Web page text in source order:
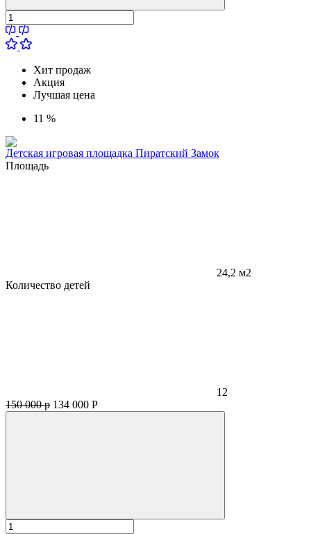
Хит продаж
Акция
Лучшая цена
11 %
Детская игровая площадка Пиратский Замок
Площадь
24,2 м2
Количество детей
12
150 000 р 134 000 Р